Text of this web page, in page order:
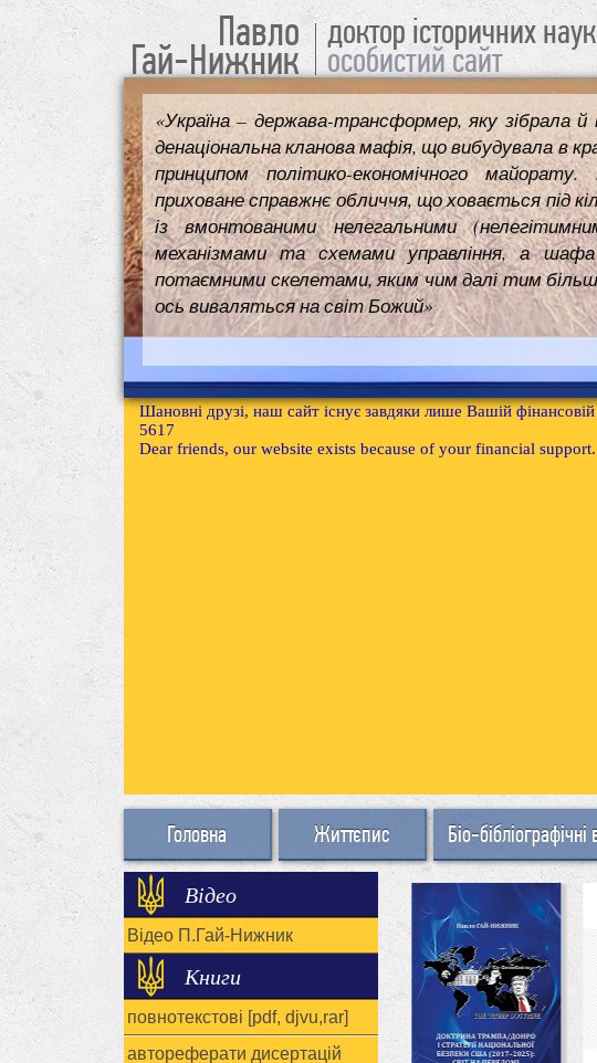
Павло
Гай-Нижник
доктор історичних наук
особистий сайт
«Україна – держава-трансформер, яку зібрала
денаціональна кланова мафія, що вибудувала в
принципом політико-економічного
приховане справжнє обличчя, що ховається під
із вмонтованими нелегальними
механізмами та схемами управління, а
потаємними скелетами, яким чим далі тим більше
ось виваляться на світ Божий»
Шановні друзі, наш сайт існує завдяки лише Вашій
5617
Dear friends, our website exists because of your financial
Головна Життєпис Біо-бібліографічні
Відео
Відео П.Гай-Нижник
Книги
повнотекстові [pdf, djvu,rar]
автореферати дисертацій